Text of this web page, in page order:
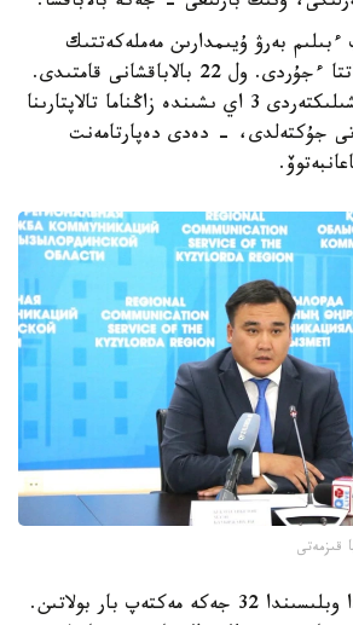
بەرۋ ۇيىمدارىن مەملەكەتتىك
اتتەستاتتاۋ جاڭا فورماتتا ءجۇردى. ول 22 بالاباقشانى قامتىدى.
13 ىنە انىقتالعان كەمشىلىكتەردى 3 اي ىشىندە زاڭناما تالاپتارىنا
جۇكتەلدى، - دەدى دەپارتامەنت
قىزمەتى
جىل باسىندا قىزىلوردا وبلىسىندا 32 جەكە مەكتەپ بار بولاتىن.